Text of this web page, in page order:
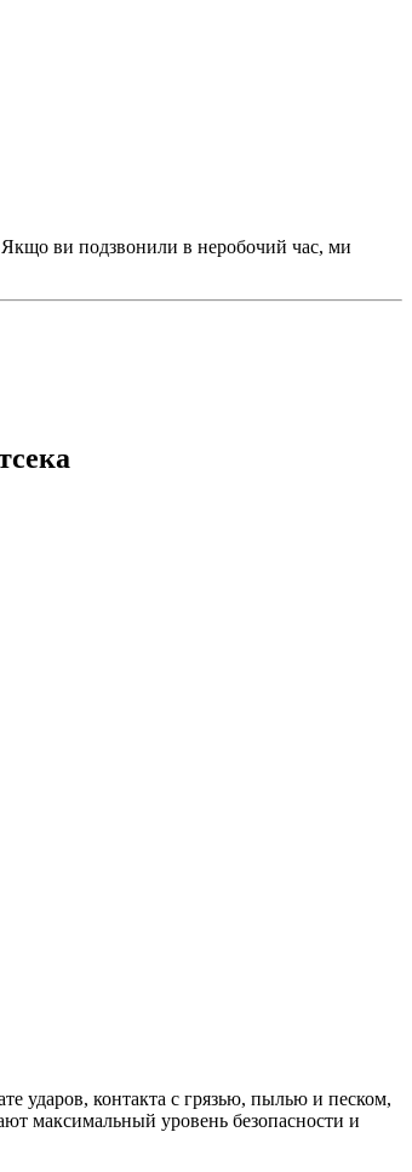
Якщо ви подзвонили в неробочий час, ми
ударов, контакта с грязью, пылью и песком,
максимальный уровень безопасности и